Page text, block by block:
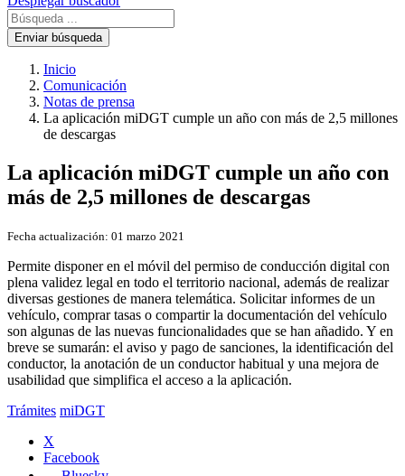
Enviar búsqueda
Inicio
Comunicación
Notas de prensa
La aplicación miDGT cumple un año con más de 2,5 millones
de descargas
La aplicación miDGT cumple un año con
más de 2,5 millones de descargas
Fecha actualización: 01 marzo 2021
Permite disponer en el móvil del permiso de conducción digital con
plena validez legal en todo el territorio nacional, además de realizar
diversas gestiones de manera telemática. Solicitar informes de un
vehículo, comprar tasas o compartir la documentación del vehículo
son algunas de las nuevas funcionalidades que se han añadido. Y en
breve se sumarán: el aviso y pago de sanciones, la identificación del
conductor, la anotación de un conductor habitual y una mejora de
usabilidad que simplifica el acceso a la aplicación.
Trámites miDGT
X
Facebook